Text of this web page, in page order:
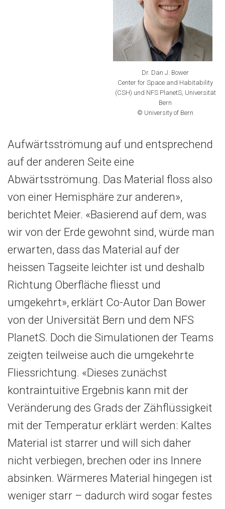
Dr. Dan J. Bower
Center for Space and Habitability
(CSH) und NFS PlanetS, Universität
Bern
© University of Bern
Aufwärtsströmung auf und entsprechend
auf der anderen Seite eine
Abwärtsströmung. Das Material floss also
von einer Hemisphäre zur anderen»,
berichtet Meier. «Basierend auf dem, was
wir von der Erde gewohnt sind, würde man
erwarten, dass das Material auf der
heissen Tagseite leichter ist und deshalb
Richtung Oberfläche fliesst und
umgekehrt», erklärt Co-Autor Dan Bower
von der Universität Bern und dem NFS
PlanetS. Doch die Simulationen der Teams
zeigten teilweise auch die umgekehrte
Fliessrichtung. «Dieses zunächst
kontraintuitive Ergebnis kann mit der
Veränderung des Grads der Zähflüssigkeit
mit der Temperatur erklärt werden: Kaltes
Material ist starrer und will sich daher
nicht verbiegen, brechen oder ins Innere
absinken. Wärmeres Material hingegen ist
weniger starr – dadurch wird sogar festes